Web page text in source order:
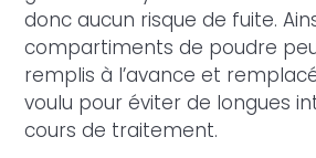
donc aucun risque de fuite.
compartiments de poudre
remplis à l’avance et
voulu pour éviter de longues
cours de traitement.